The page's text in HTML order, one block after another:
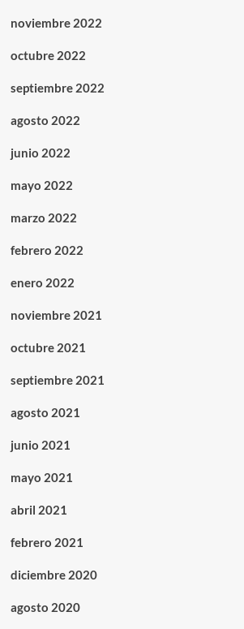
noviembre 2022
octubre 2022
septiembre 2022
agosto 2022
junio 2022
mayo 2022
marzo 2022
febrero 2022
enero 2022
noviembre 2021
octubre 2021
septiembre 2021
agosto 2021
junio 2021
mayo 2021
abril 2021
febrero 2021
diciembre 2020
agosto 2020